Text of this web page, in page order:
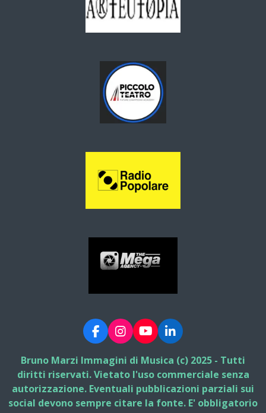
F
a
c
e
b
o
o
I
n
s
t
a
g
r
Y
o
u
T
u
b
e
L
i
n
k
e
d
I
Bruno Marzi Immagini di Musica (c) 2025 - Tutti
diritti riservati. Vietato l'uso commerciale senza
autorizzazione. Eventuali pubblicazioni parziali sui
social devono sempre citare la fonte. E' obbligatorio